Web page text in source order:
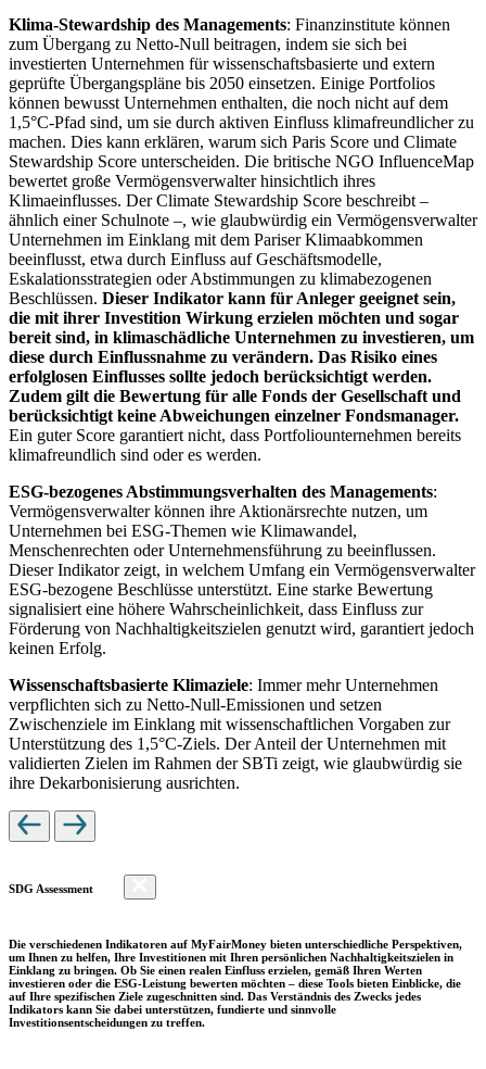
Klima-Stewardship des Managements: Finanzinstitute können
zum Übergang zu Netto-Null beitragen, indem sie sich bei
investierten Unternehmen für wissenschaftsbasierte und extern
geprüfte Übergangspläne bis 2050 einsetzen. Einige Portfolios
können bewusst Unternehmen enthalten, die noch nicht auf dem
1,5°C-Pfad sind, um sie durch aktiven Einfluss klimafreundlicher zu
machen. Dies kann erklären, warum sich Paris Score und Climate
Stewardship Score unterscheiden. Die britische NGO InfluenceMap
bewertet große Vermögensverwalter hinsichtlich ihres
Klimaeinflusses. Der Climate Stewardship Score beschreibt –
ähnlich einer Schulnote –, wie glaubwürdig ein Vermögensverwalter
Unternehmen im Einklang mit dem Pariser Klimaabkommen
beeinflusst, etwa durch Einfluss auf Geschäftsmodelle,
Eskalationsstrategien oder Abstimmungen zu klimabezogenen
Beschlüssen. Dieser Indikator kann für Anleger geeignet sein,
die mit ihrer Investition Wirkung erzielen möchten und sogar
bereit sind, in klimaschädliche Unternehmen zu investieren, um
diese durch Einflussnahme zu verändern. Das Risiko eines
erfolglosen Einflusses sollte jedoch berücksichtigt werden.
Zudem gilt die Bewertung für alle Fonds der Gesellschaft und
berücksichtigt keine Abweichungen einzelner Fondsmanager.
Ein guter Score garantiert nicht, dass Portfoliounternehmen bereits
klimafreundlich sind oder es werden.
ESG-bezogenes Abstimmungsverhalten des Managements:
Vermögensverwalter können ihre Aktionärsrechte nutzen, um
Unternehmen bei ESG-Themen wie Klimawandel,
Menschenrechten oder Unternehmensführung zu beeinflussen.
Dieser Indikator zeigt, in welchem Umfang ein Vermögensverwalter
ESG-bezogene Beschlüsse unterstützt. Eine starke Bewertung
signalisiert eine höhere Wahrscheinlichkeit, dass Einfluss zur
Förderung von Nachhaltigkeitszielen genutzt wird, garantiert jedoch
keinen Erfolg.
Wissenschaftsbasierte Klimaziele: Immer mehr Unternehmen
verpflichten sich zu Netto-Null-Emissionen und setzen
Zwischenziele im Einklang mit wissenschaftlichen Vorgaben zur
Unterstützung des 1,5°C-Ziels. Der Anteil der Unternehmen mit
validierten Zielen im Rahmen der SBTi zeigt, wie glaubwürdig sie
ihre Dekarbonisierung ausrichten.
SDG Assessment
Die verschiedenen Indikatoren auf MyFairMoney bieten unterschiedliche Perspektiven,
um Ihnen zu helfen, Ihre Investitionen mit Ihren persönlichen Nachhaltigkeitszielen in
Einklang zu bringen. Ob Sie einen realen Einfluss erzielen, gemäß Ihren Werten
investieren oder die ESG-Leistung bewerten möchten – diese Tools bieten Einblicke, die
auf Ihre spezifischen Ziele zugeschnitten sind. Das Verständnis des Zwecks jedes
Indikators kann Sie dabei unterstützen, fundierte und sinnvolle
Investitionsentscheidungen zu treffen.